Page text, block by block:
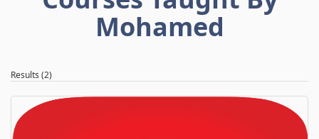
Mohamed
Results (2)